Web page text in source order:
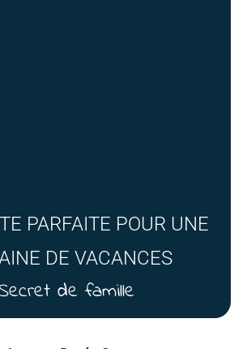
PARFAITE POUR UNE
DE VACANCES
de famille